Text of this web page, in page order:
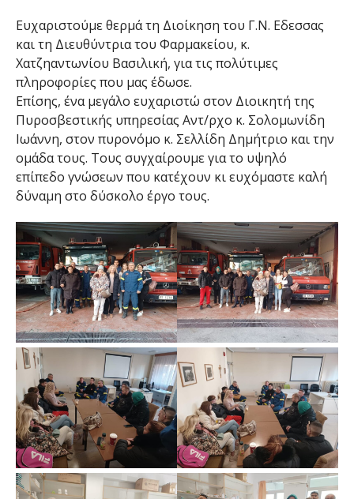
Ευχαριστούμε θερμά τη Διοίκηση του Γ.Ν. Εδεσσας
και τη Διευθύντρια του Φαρμακείου, κ.
Χατζηαντωνίου Βασιλική, για τις πολύτιμες
πληροφορίες που μας έδωσε.
Επίσης, ένα μεγάλο ευχαριστώ στον Διοικητή της
Πυροσβεστικής υπηρεσίας Αντ/ρχο κ. Σολομωνίδη
Ιωάννη, στον πυρονόμο κ. Σελλίδη Δημήτριο και την
ομάδα τους. Τους συγχαίρουμε για το υψηλό
επίπεδο γνώσεων που κατέχουν κι ευχόμαστε καλή
δύναμη στο δύσκολο έργο τους.